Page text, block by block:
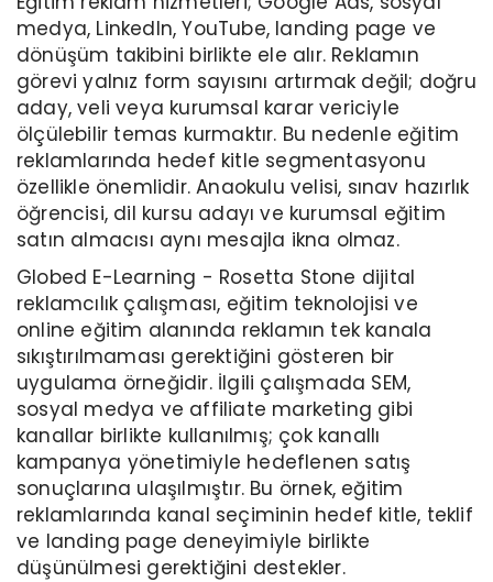
medya, LinkedIn, YouTube, landing page ve
dönüşüm takibini birlikte ele alır. Reklamın
görevi yalnız form sayısını artırmak değil; doğru
aday, veli veya kurumsal karar vericiyle
ölçülebilir temas kurmaktır. Bu nedenle eğitim
reklamlarında hedef kitle segmentasyonu
özellikle önemlidir. Anaokulu velisi, sınav hazırlık
öğrencisi, dil kursu adayı ve kurumsal eğitim
satın almacısı aynı mesajla ikna olmaz.
Globed E-Learning - Rosetta Stone dijital
reklamcılık çalışması, eğitim teknolojisi ve
online eğitim alanında reklamın tek kanala
sıkıştırılmaması gerektiğini gösteren bir
uygulama örneğidir. İlgili çalışmada SEM,
sosyal medya ve affiliate marketing gibi
kanallar birlikte kullanılmış; çok kanallı
kampanya yönetimiyle hedeflenen satış
sonuçlarına ulaşılmıştır. Bu örnek, eğitim
reklamlarında kanal seçiminin hedef kitle, teklif
ve landing page deneyimiyle birlikte
düşünülmesi gerektiğini destekler.